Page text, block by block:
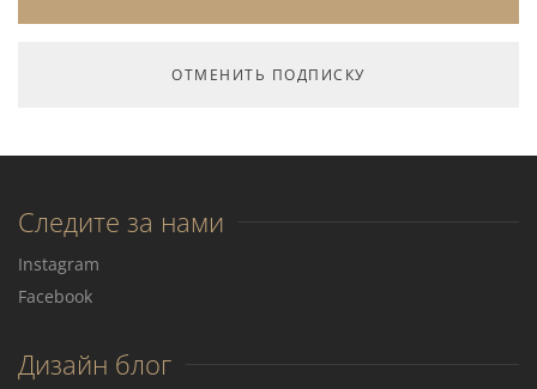
Следите за нами
Instagram
Facebook
Дизайн блог